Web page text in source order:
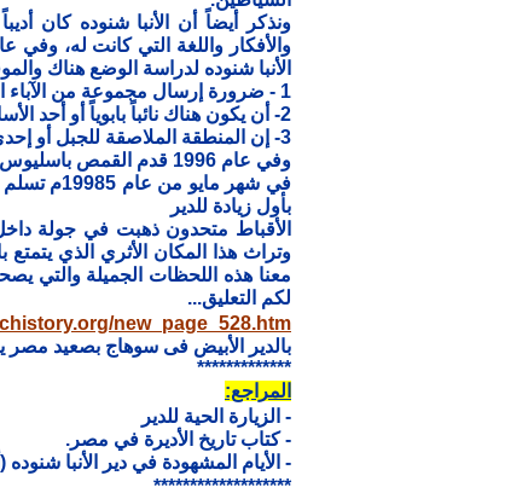
ونذكر أيضاً أن الأنبا شنوده كان
الأنبا شنوده لدراسة الوضع هناك
1 - ضرورة إرسال مجموعة من الآباء الرهبان إلى هناك.
2- أن يكون هناك نائباً بابوياً أو أحد الأساقفة مسئولاً مباشراً أمام قداسته مع استمرار القمص باسليوس أمينا للدير.
3- إن المنطقة الملاصقة للجبل أو إحدى المزارع الحالية وهي بعيدة عن الآثار تصلح لتعميرها كدير يمكن توسيعه مستقبلاً.
وفي عام 1996 قدم القمص باسليوس استقالته لقداسة البابا بعد أن خدم عشر سنوات في الدير.
في شهر
بأول زيادة للدير
الأقباط متحدون ذهبت في جولة
وتراث هذا المكان الأثري الذي يتمتع
معنا هذه اللحظات الجميلة والتي
لكم التعليق...
new_page_528.htm
بالدير الأبيض فى سوهاج بصعيد مصر
*************
المراجع:
- الزيارة الحية للدير
- كتاب تاريخ الأديرة في مصر.
- الأيام المشهودة في دير الأنبا شنوده
*******************